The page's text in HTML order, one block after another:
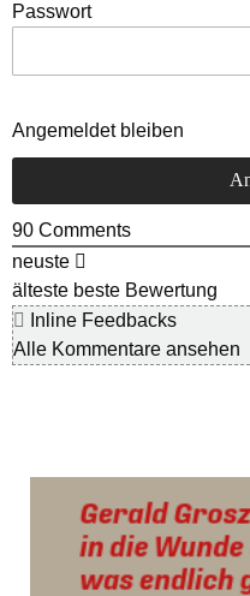
Passwort
Angemeldet bleiben
90 Comments
neuste
älteste beste Bewertung
Inline Feedbacks
Alle Kommentare ansehen